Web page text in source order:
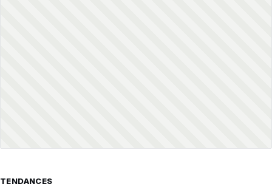
TENDANCES